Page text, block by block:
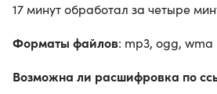
17 минут обработал за четыре
Форматы файлов: mp3, ogg, wma
Возможна ли расшифровка по